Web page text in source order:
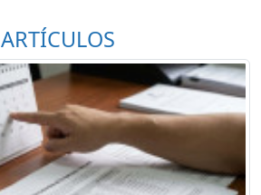
ARTÍCULOS